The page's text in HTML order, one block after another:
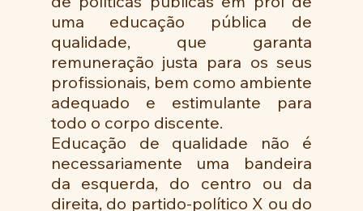
uma educação pública de
qualidade, que garanta
remuneração justa para os seus
profissionais, bem como ambiente
adequado e estimulante para
todo o corpo discente.
Educação de qualidade não é
necessariamente uma bandeira
da esquerda, do centro ou da
direita, do partido-político X ou do